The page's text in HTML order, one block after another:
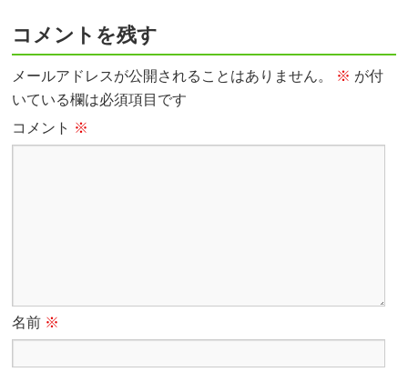
コメントを残す
メールアドレスが公開されることはありません。 ※ が付
いている欄は必須項目です
コメント ※
名前 ※